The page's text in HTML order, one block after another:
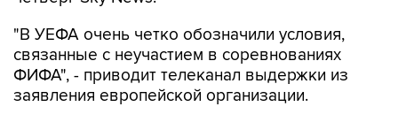
"В УЕФА очень четко обозначили условия,
связанные с неучастием в соревнованиях
ФИФА", - приводит телеканал выдержки из
заявления европейской организации.